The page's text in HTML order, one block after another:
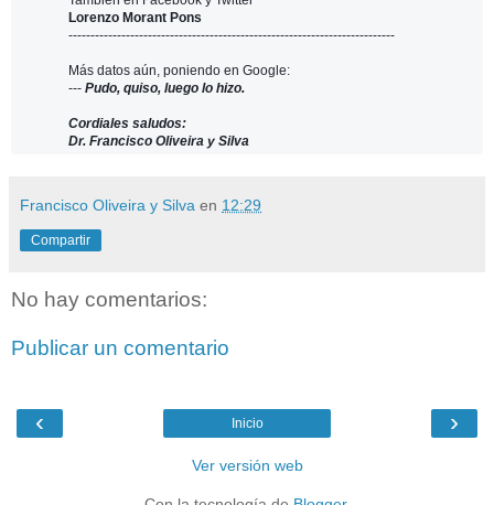
Lorenzo Morant Pons
--------------------------------------------------------------------------
Más datos aún, poniendo en Google:
--- Pudo, quiso, luego lo hizo.
Cordiales saludos:
Dr. Francisco Oliveira y Silva
Francisco Oliveira y Silva en 12:29
Compartir
No hay comentarios:
Publicar un comentario
‹ ›
Inicio
Ver versión web